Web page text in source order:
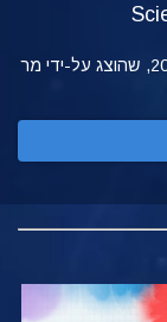
ההשקה של ערוץ ה-Scientology ב-12 במרץ 2018, שהוצג על-ידי מר